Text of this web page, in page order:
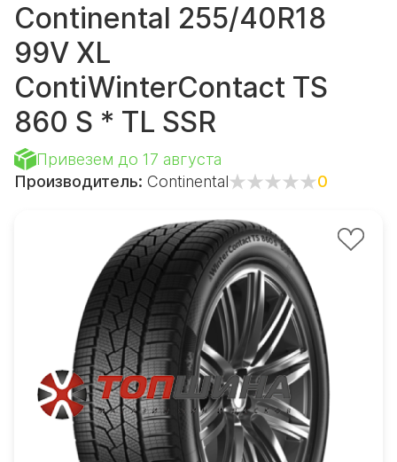
Continental 255/40R18
99V XL
ContiWinterContact TS
860 S * TL SSR
Привезем до 17 августа
Производитель: Continental 0